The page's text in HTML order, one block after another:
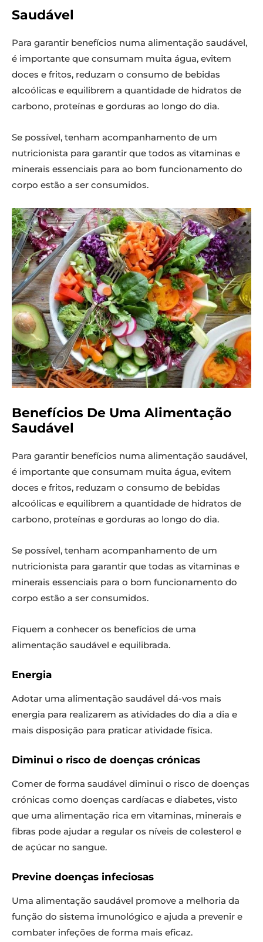
Saudável
Para garantir benefícios numa alimentação saudável,
é importante que consumam muita água, evitem
doces e fritos, reduzam o consumo de bebidas
alcoólicas e equilibrem a quantidade de hidratos de
carbono, proteínas e gorduras ao longo do dia.
Se possível, tenham acompanhamento de um
nutricionista para garantir que todos as vitaminas e
minerais essenciais para ao bom funcionamento do
corpo estão a ser consumidos.
Benefícios De Uma Alimentação
Saudável
Para garantir benefícios numa alimentação saudável,
é importante que consumam muita água, evitem
doces e fritos, reduzam o consumo de bebidas
alcoólicas e equilibrem a quantidade de hidratos de
carbono, proteínas e gorduras ao longo do dia.
Se possível, tenham acompanhamento de um
nutricionista para garantir que todas as vitaminas e
minerais essenciais para o bom funcionamento do
corpo estão a ser consumidos.
Fiquem a conhecer os benefícios de uma
alimentação saudável e equilibrada.
Energia
Adotar uma alimentação saudável dá-vos mais
energia para realizarem as atividades do dia a dia e
mais disposição para praticar atividade física.
Diminui o risco de doenças crónicas
Comer de forma saudável diminui o risco de doenças
crónicas como doenças cardíacas e diabetes, visto
que uma alimentação rica em vitaminas, minerais e
fibras pode ajudar a regular os níveis de colesterol e
de açúcar no sangue.
Previne doenças infeciosas
Uma alimentação saudável promove a melhoria da
função do sistema imunológico e ajuda a prevenir e
combater infeções de forma mais eficaz.